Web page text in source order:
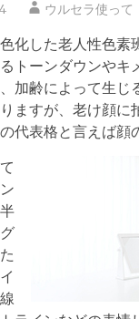
ウルセラ使って
化した老人性色素
トーンダウンやキ
加齢によって生じ
ますが、老け顔に
代表格と言えば顔